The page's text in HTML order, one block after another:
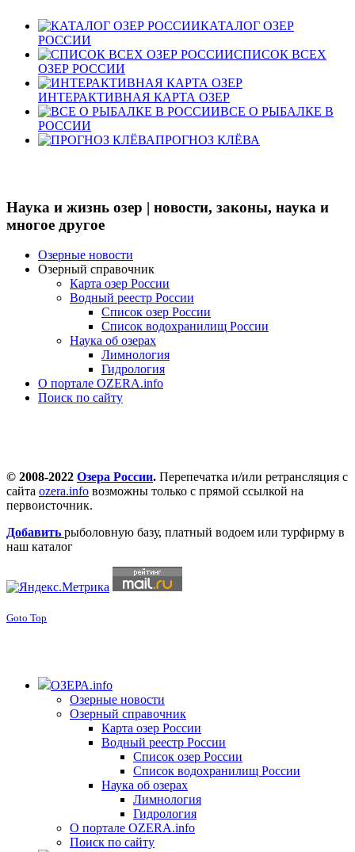
КАТАЛОГ ОЗЕР
РОССИИ
СПИСОК ВСЕХ
ОЗЕР РОССИИ
ИНТЕРАКТИВНАЯ КАРТА ОЗЕР
ВСЕ О РЫБАЛКЕ В
РОССИИ
ПРОГНОЗ КЛЁВА
Наука и жизнь озер | новости, законы, наука и
многое другое
Озерные новости
Озерный справочник
Карта озер России
Водный реестр России
Список озер России
Список водохранилищ России
Наука об озерах
Лимнология
Гидрология
О портале OZERA.info
Поиск по сайту
© 2008-2022 Озера России. Перепечатка и/или ретрансляция с
сайта ozera.info возможны только с прямой ссылкой на
первоисточник.
Добавить рыболовную базу, платный водоем или турфирму в
наш каталог
Goto Top
ОЗЕРА.info
Озерные новости
Озерный справочник
Карта озер России
Водный реестр России
Список озер России
Список водохранилищ России
Наука об озерах
Лимнология
Гидрология
О портале OZERA.info
Поиск по сайту